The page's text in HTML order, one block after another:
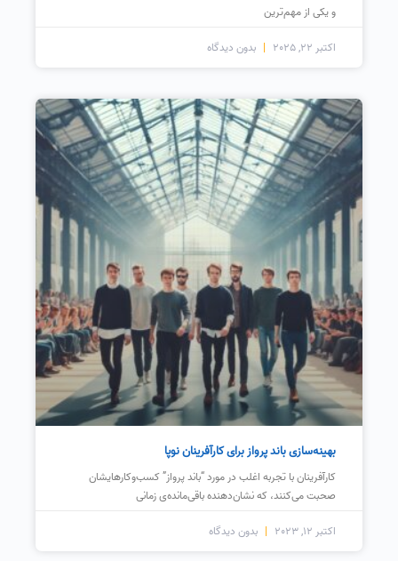
و یکی از مهم‌ترین
اکتبر 22, 2025 بدون دیدگاه
بهینه‌سازی باند پرواز برای کارآفرینان نوپا
کارآفرینان با تجربه اغلب در مورد “باند پرواز” کسب‌وکارهایشان
صحبت می‌کنند، که نشان‌دهنده باقی‌مانده‌ی زمانی
اکتبر 12, 2023 بدون دیدگاه